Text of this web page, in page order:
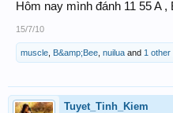
Hôm nay mình đánh 11 55 A ,
15/7/10
muscle B&amp;Bee nuilua and 1
Tuyet_Tinh_Kiem